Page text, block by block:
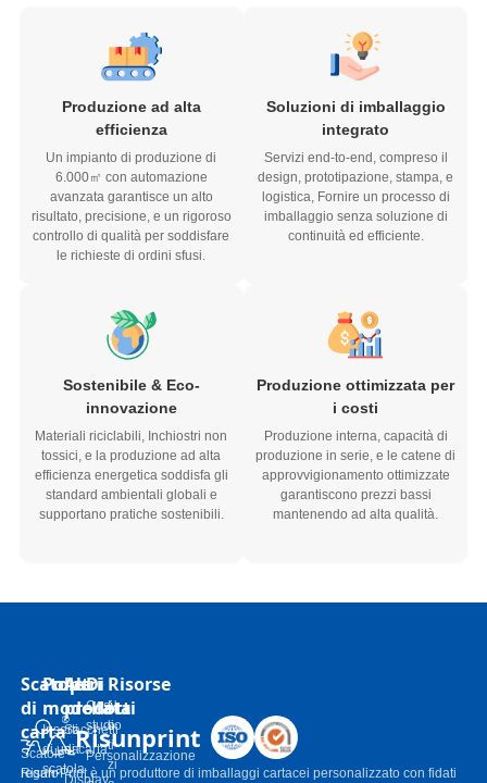
Produzione ad alta
efficienza
Un impianto di produzione di
6.000㎡ con automazione
avanzata garantisce un alto
risultato, precisione, e un rigoroso
controllo di qualità per soddisfare
le richieste di ordini sfusi.
Soluzioni di imballaggio
integrato
Servizi end-to-end, compreso il
design, prototipazione, stampa, e
logistica, Fornire un processo di
imballaggio senza soluzione di
continuità ed efficiente.
Sostenibile & Eco-
innovazione
Materiali riciclabili, Inchiostri non
tossici, e la produzione ad alta
efficienza energetica soddisfa gli
standard ambientali globali e
supportano pratiche sostenibili.
Produzione ottimizzata per
i costi
Produzione interna, capacità di
produzione in serie, e le catene di
approvvigionamento ottimizzate
garantiscono prezzi bassi
mantenendo ad alta qualità.
Scatole
di
carta
Scatole
regalo
Polpa
modellata
Inserti
di una
scatola
Altri
prodotti
Sacchetti
di carta
Display
Di
Casi
studio
Personalizzazione
Risorse
N
o
ti
zi
Risunprint
Risun-Print è un produttore di imballaggi cartacei personalizzato con fidati